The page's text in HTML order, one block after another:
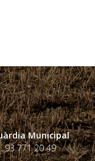
Municipal
93 771 20 49